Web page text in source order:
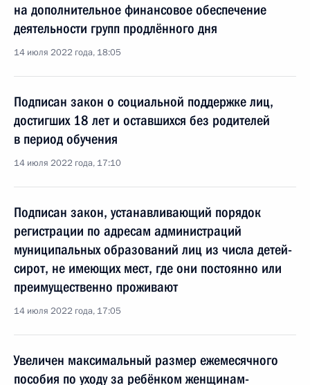
на дополнительное финансовое обеспечение
деятельности групп продлённого дня
14 июля 2022 года, 18:05
Подписан закон о социальной поддержке лиц,
достигших 18 лет и оставшихся без родителей
в период обучения
14 июля 2022 года, 17:10
Подписан закон, устанавливающий порядок
регистрации по адресам администраций
муниципальных образований лиц из числа детей-
сирот, не имеющих мест, где они постоянно или
преимущественно проживают
14 июля 2022 года, 17:05
Увеличен максимальный размер ежемесячного
пособия по уходу за ребёнком женщинам-